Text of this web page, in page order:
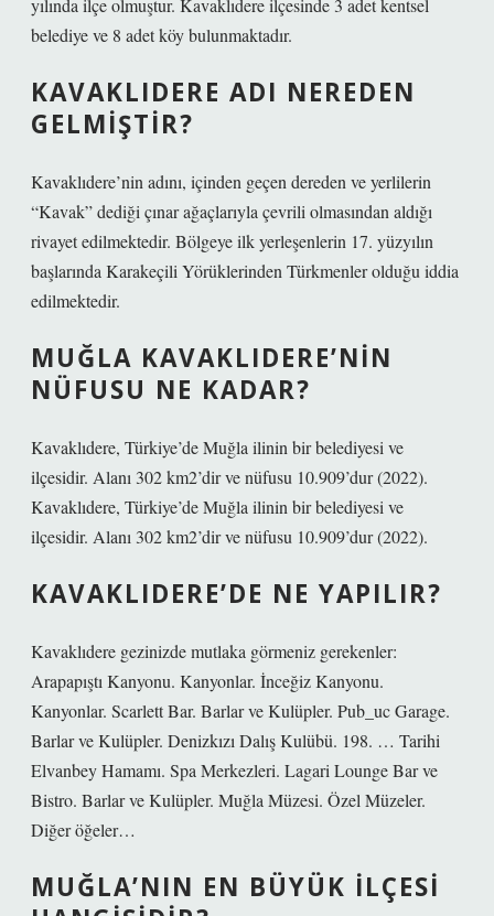
yılında ilçe olmuştur. Kavaklıdere ilçesinde 3 adet kentsel
belediye ve 8 adet köy bulunmaktadır.
KAVAKLIDERE ADI NEREDEN
GELMIŞTIR?
Kavaklıdere’nin adını, içinden geçen dereden ve yerlilerin
“Kavak” dediği çınar ağaçlarıyla çevrili olmasından aldığı
rivayet edilmektedir. Bölgeye ilk yerleşenlerin 17. yüzyılın
başlarında Karakeçili Yörüklerinden Türkmenler olduğu iddia
edilmektedir.
MUĞLA KAVAKLIDERE’NIN
NÜFUSU NE KADAR?
Kavaklıdere, Türkiye’de Muğla ilinin bir belediyesi ve
ilçesidir. Alanı 302 km2’dir ve nüfusu 10.909’dur (2022).
Kavaklıdere, Türkiye’de Muğla ilinin bir belediyesi ve
ilçesidir. Alanı 302 km2’dir ve nüfusu 10.909’dur (2022).
KAVAKLIDERE’DE NE YAPILIR?
Kavaklıdere gezinizde mutlaka görmeniz gerekenler:
Arapapıştı Kanyonu. Kanyonlar. İnceğiz Kanyonu.
Kanyonlar. Scarlett Bar. Barlar ve Kulüpler. Pub_uc Garage.
Barlar ve Kulüpler. Denizkızı Dalış Kulübü. 198. … Tarihi
Elvanbey Hamamı. Spa Merkezleri. Lagari Lounge Bar ve
Bistro. Barlar ve Kulüpler. Muğla Müzesi. Özel Müzeler.
Diğer öğeler…
MUĞLA’NIN EN BÜYÜK ILÇESI